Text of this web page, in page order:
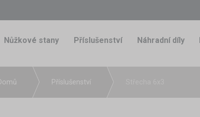
Nůžkové stany Příslušenství Náhradní díly
Příslušenství